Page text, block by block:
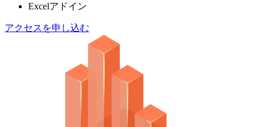
Excelアドイン
アクセスを申し込む